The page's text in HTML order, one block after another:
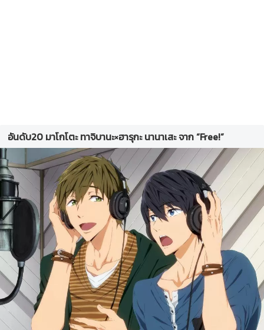
อันดับ20 มาโกโตะ ทาจิบานะ×ฮารุกะ นานาเสะ จาก “Free!”